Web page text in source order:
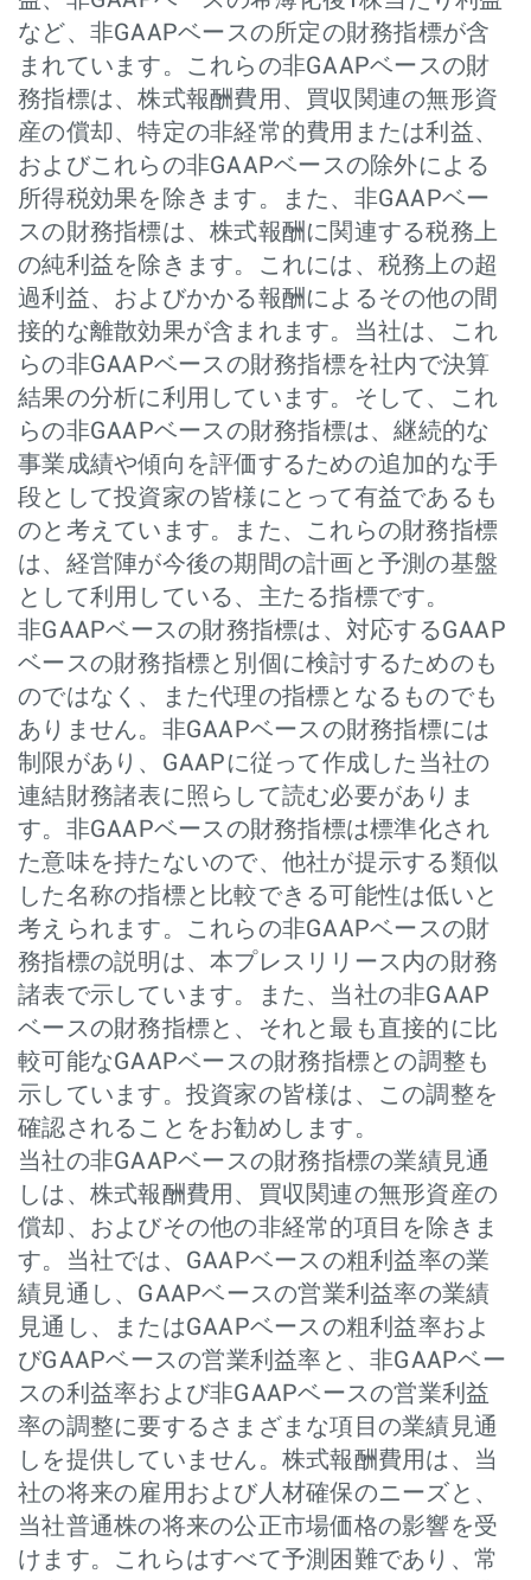
など、非GAAPベースの所定の財務指標が含
まれています。これらの非GAAPベースの財
務指標は、株式報酬費用、買収関連の無形資
産の償却、特定の非経常的費用または利益、
およびこれらの非GAAPベースの除外による
所得税効果を除きます。また、非GAAPベー
スの財務指標は、株式報酬に関連する税務上
の純利益を除きます。これには、税務上の超
過利益、およびかかる報酬によるその他の間
接的な離散効果が含まれます。当社は、これ
らの非GAAPベースの財務指標を社内で決算
結果の分析に利用しています。そして、これ
らの非GAAPベースの財務指標は、継続的な
事業成績や傾向を評価するための追加的な手
段として投資家の皆様にとって有益であるも
のと考えています。また、これらの財務指標
は、経営陣が今後の期間の計画と予測の基盤
として利用している、主たる指標です。
非GAAPベースの財務指標は、対応するGAAP
ベースの財務指標と別個に検討するためのも
のではなく、また代理の指標となるものでも
ありません。非GAAPベースの財務指標には
制限があり、GAAPに従って作成した当社の
連結財務諸表に照らして読む必要がありま
す。非GAAPベースの財務指標は標準化され
た意味を持たないので、他社が提示する類似
した名称の指標と比較できる可能性は低いと
考えられます。これらの非GAAPベースの財
務指標の説明は、本プレスリリース内の財務
諸表で示しています。また、当社の非GAAP
ベースの財務指標と、それと最も直接的に比
較可能なGAAPベースの財務指標との調整も
示しています。投資家の皆様は、この調整を
確認されることをお勧めします。
当社の非GAAPベースの財務指標の業績見通
しは、株式報酬費用、買収関連の無形資産の
償却、およびその他の非経常的項目を除きま
す。当社では、GAAPベースの粗利益率の業
績見通し、GAAPベースの営業利益率の業績
見通し、またはGAAPベースの粗利益率およ
びGAAPベースの営業利益率と、非GAAPベー
スの利益率および非GAAPベースの営業利益
率の調整に要するさまざまな項目の業績見通
しを提供していません。株式報酬費用は、当
社の将来の雇用および人材確保のニーズと、
当社普通株の将来の公正市場価格の影響を受
けます。これらはすべて予測困難であり、常